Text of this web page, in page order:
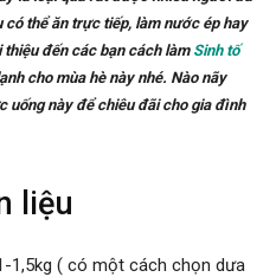
có thể ăn trực tiếp, làm nước ép hay
đến các bạn cách làm Sinh tố
cho mùa hè này nhé. Nào nãy
uống này để chiêu đãi cho gia đình
liệu
1,5kg ( có một cách chọn dưa